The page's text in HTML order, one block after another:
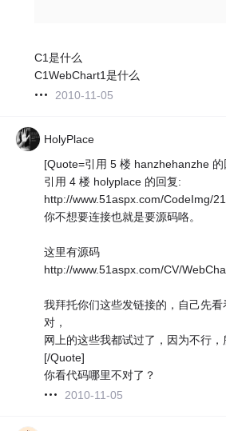
C1是什么
C1WebChart1是什么
2010-11-05
HolyPlace
[Quote=引用 5 楼 hanzhehanzhe 的
引用 4 楼 holyplace 的回复:
http://www.51aspx.com/CodeImg/
你不想要连接也就是要源码咯。
这里有源码
http://www.51aspx.com/CV/
我拜托你们这些发链接的，自己先看
对，
网上的这些我都试过了，因为不行，
[/Quote]
你看代码哪里不对了？
2010-11-05